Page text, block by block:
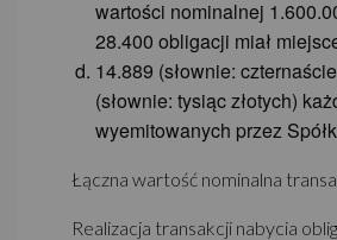
wartości nominalnej
28.400 obligacji miał
14.889 (słownie:
(słownie: tysiąc złotych)
wyemitowanych przez
Łączna wartość nominalna
Realizacja transakcji nabycia